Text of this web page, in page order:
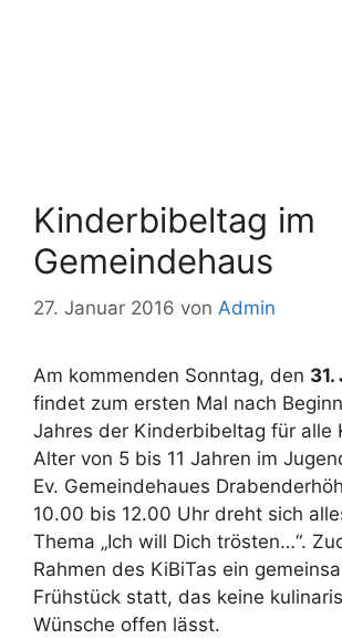
Kinderbibeltag im
Gemeindehaus
27. Januar 2016 von Admin
Am kommenden Sonntag, den
findet zum ersten Mal nach
Jahres der Kinderbibeltag für alle
Alter von 5 bis 11 Jahren im
Ev. Gemeindehaues
10.00 bis 12.00 Uhr dreht sich
Thema „Ich will Dich trösten…“.
Rahmen des KiBiTas ein
Frühstück statt, das keine
Wünsche offen lässt.